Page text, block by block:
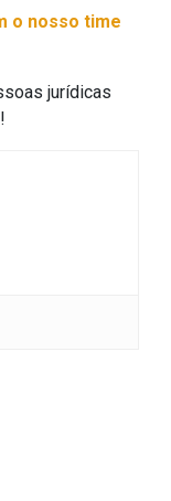
o nosso time
jurídicas